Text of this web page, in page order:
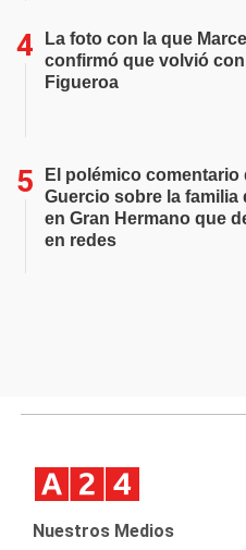
La foto con la que
confirmó que volvió
Figueroa
El polémico comentario
Guercio sobre la familia
en Gran Hermano que
en redes
Nuestros Medios